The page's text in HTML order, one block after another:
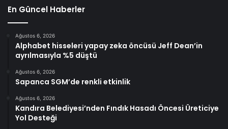
En Güncel Haberler
Ağustos 6, 2026
Alphabet hisseleri yapay zeka öncüsü Jeff Dean’in
ayrılmasıyla %5 düştü
Ağustos 6, 2026
Sapanca SGM’de renkli etkinlik
Ağustos 6, 2026
Kandıra Belediyesi’nden Fındık Hasadı Öncesi Üreticiye
Yol Desteği